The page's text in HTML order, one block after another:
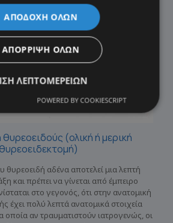
(ολική ή μερική
θυρεοειδεκτομή)
θυρεοειδή αδένα αποτελεί μια λεπτή
και πρέπει να γίνεται από έμπειρο
στο γεγονός, ότι στην ανατομική
έχει πολύ λεπτά ανατομικά στοιχεία
οποία αν τραυματιστούν ιατρογενώς, οι
ΑΠΟΔΟΧΉ ΌΛΩΝ
ΑΠΌΡΡΙΨΗ ΌΛΩΝ
ΛΕΠΤΟΜΕΡΕΙΏΝ
POWERED BY COOKIESCRIPT